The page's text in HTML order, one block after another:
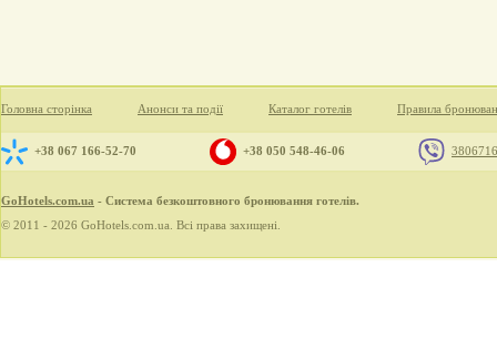
Головна сторінка Анонси та події Каталог готелів Правила
+38 067 166-52-70 +38 050 548-46-06
GoHotels.com.ua - Система безкоштовного бронювання готелів.
© 2011 - 2026 GoHotels.com.ua. Всі права захищені.